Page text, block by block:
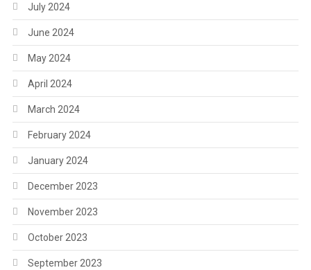
July 2024
June 2024
May 2024
April 2024
March 2024
February 2024
January 2024
December 2023
November 2023
October 2023
September 2023